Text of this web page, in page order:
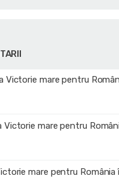
Victorie mare pentru
Victorie mare pentru
mare pentru România